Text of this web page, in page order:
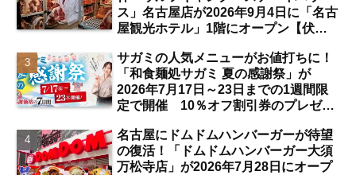
ス」名古屋店が2026年9月4日に「名古
屋観光ホテル」1階にオープン【伏
サガミの人気メニューがお値打ちに！
「和食麺処サガミ 夏の感謝祭」が
2026年7月17日～23日までの1週間限
定で開催 10％オフ割引券のプレゼン
名古屋にドムドムハンバーガーが待望
の復活！「ドムドムハンバーガー大須
万松寺店」が2026年7月28日にオープ